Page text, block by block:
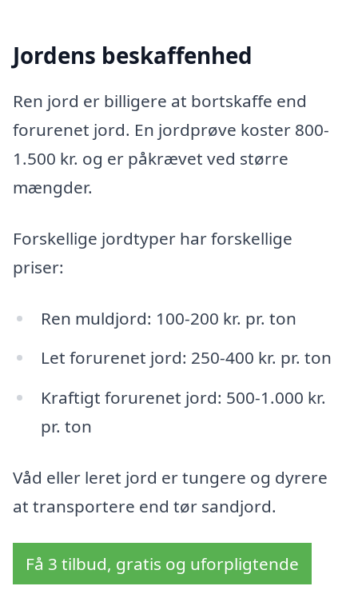
Jordens beskaffenhed
Ren jord er billigere at bortskaffe end
forurenet jord. En jordprøve koster 800-
1.500 kr. og er påkrævet ved større
mængder.
Forskellige jordtyper har forskellige
priser:
Ren muldjord: 100-200 kr. pr. ton
Let forurenet jord: 250-400 kr. pr. ton
Kraftigt forurenet jord: 500-1.000 kr.
pr. ton
Våd eller leret jord er tungere og dyrere
at transportere end tør sandjord.
Få 3 tilbud, gratis og uforpligtende